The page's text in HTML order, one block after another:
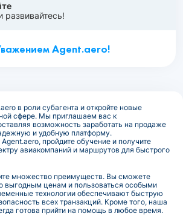
развивайтесь!
Agent.aero!
в роли субагента и откройте новые
сфере. Мы приглашаем вас к
возможность заработать на продаже
и удобную платформу.
пройдите обучение и получите
авиакомпаний и маршрутов для быстрого
множество преимуществ. Вы сможете
выгодным ценам и пользоваться особыми
технологии обеспечивают быструю
всех транзакций. Кроме того, наша
готова прийти на помощь в любое время.